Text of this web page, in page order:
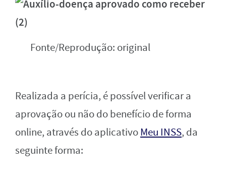
Fonte/Reprodução: original
Realizada a perícia, é possível verificar a
aprovação ou não do benefício de forma
online, através do aplicativoMeu INSS, da
seguinte forma: